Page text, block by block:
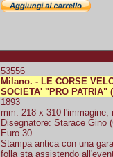
53556
Milano. - LE CORSE
SOCIETA' "PRO
1893
mm. 218 x 310
Disegnatore: Starace Gino
Euro 30
Stampa antica con una
folla sta assistendo